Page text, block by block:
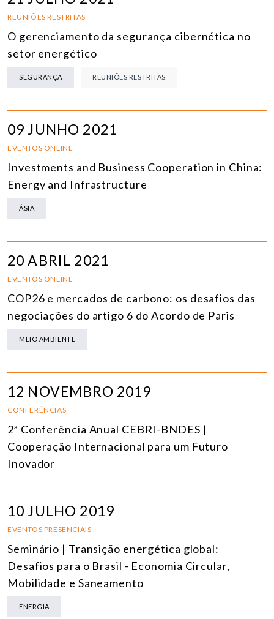
REUNIÕES RESTRITAS
O gerenciamento da segurança cibernética no
setor energético
SEGURANÇA REUNIÕES RESTRITAS
09 JUNHO 2021
EVENTOS ONLINE
Investments and Business Cooperation in China:
Energy and Infrastructure
ÁSIA
20 ABRIL 2021
EVENTOS ONLINE
COP26 e mercados de carbono: os desafios das
negociações do artigo 6 do Acordo de Paris
MEIO AMBIENTE
12 NOVEMBRO 2019
CONFERÊNCIAS
2ª Conferência Anual CEBRI-BNDES |
Cooperação Internacional para um Futuro
Inovador
10 JULHO 2019
EVENTOS PRESENCIAIS
Seminário | Transição energética global:
Desafios para o Brasil - Economia Circular,
Mobilidade e Saneamento
ENERGIA